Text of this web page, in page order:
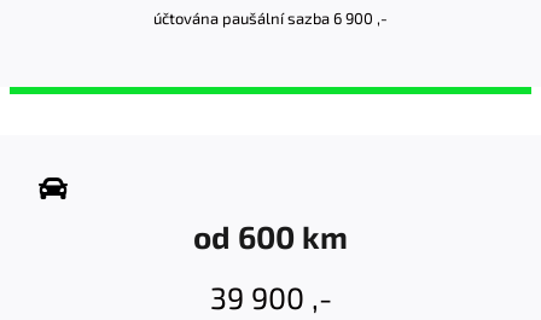
účtována paušální sazba 6 900 ,-
od 600 km
39 900 ,-